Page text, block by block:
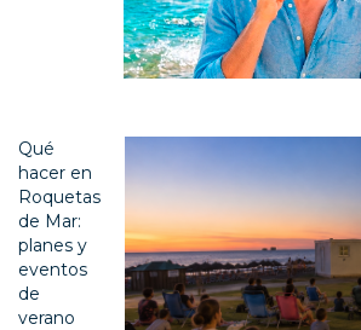
Qué
hacer en
Roquetas
de Mar:
planes y
eventos
de
verano